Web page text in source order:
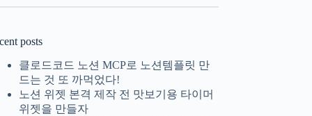
posts
클로드코드 노션 MCP로 노션템플릿 만
드는 것 또 까먹었다!
노션 위젯 본격 제작 전 맛보기용 타이머
위젯을 만들자